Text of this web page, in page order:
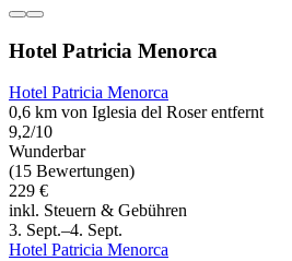
Hotel Patricia Menorca
Hotel Patricia Menorca
0,6 km von Iglesia del Roser entfernt
9,2/10
Wunderbar
(15 Bewertungen)
229 €
inkl. Steuern & Gebühren
3. Sept.–4. Sept.
Hotel Patricia Menorca